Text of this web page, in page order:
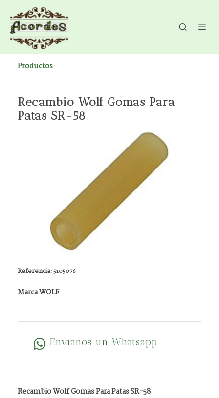
Productos
Recambio Wolf Gomas Para
Patas SR-58
Referencia:5105076
Marca WOLF
Envíanos un Whatsapp
Recambio Wolf Gomas Para Patas SR-58